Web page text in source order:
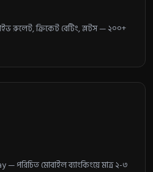
রুলেট, ক্রিকেট বেটিং, স্লটস — ২০০+
পরিচিত মোবাইল ব্যাংকিংয়ে মাত্র ২-৩